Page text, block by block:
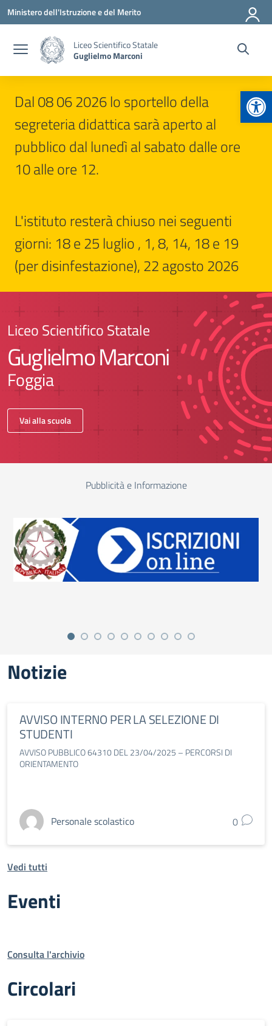
Vai ai contenuti
Vai al menu di navigazione
Vai al footer
Ministero dell'Istruzione e del Merito
Liceo Scientifico Statale
Guglielmo Marconi
Dal 08 06 2026 lo sportello della
segreteria didattica sarà aperto al
pubblico dal lunedì al sabato dalle ore
10 alle ore 12.
L'istituto resterà chiuso nei seguenti
giorni: 18 e 25 luglio , 1, 8, 14, 18 e 19
(per disinfestazione), 22 agosto 2026
Liceo Scientifico Statale
Guglielmo Marconi
Foggia
Vai alla scuola
Pubblicità e Informazione
Notizie
AVVISO INTERNO PER LA SELEZIONE DI
STUDENTI
AVVISO PUBBLICO 64310 DEL 23/04/2025 – PERCORSI DI
ORIENTAMENTO
Personale scolastico 0
Vedi tutti
Eventi
Consulta l'archivio
Circolari